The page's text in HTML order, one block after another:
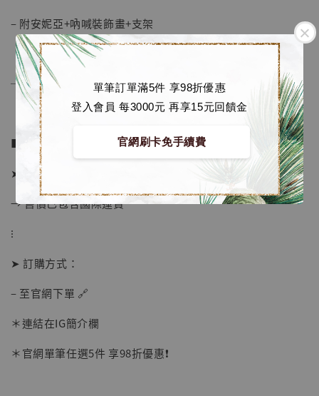
單筆訂單滿5件 享98折優惠
登入會員 每3000元 再享15元回饋金
官網刷卡免手續費
【店內現貨】海賊王 系列蒐藏雕像 布魯克達
摩 [7STARS Studio]
NT$ 1,500
– 附安妮亞+吶喊裝飾畫+支架
──────────────
■ 販售資訊：
➤ 價格 2380元
→ 售價已包含國際運費
⁝
➤ 訂購方式：
– 至官網下單 🔗
＊連結在IG簡介欄
＊官網單筆任選5件 享98折優惠❗️